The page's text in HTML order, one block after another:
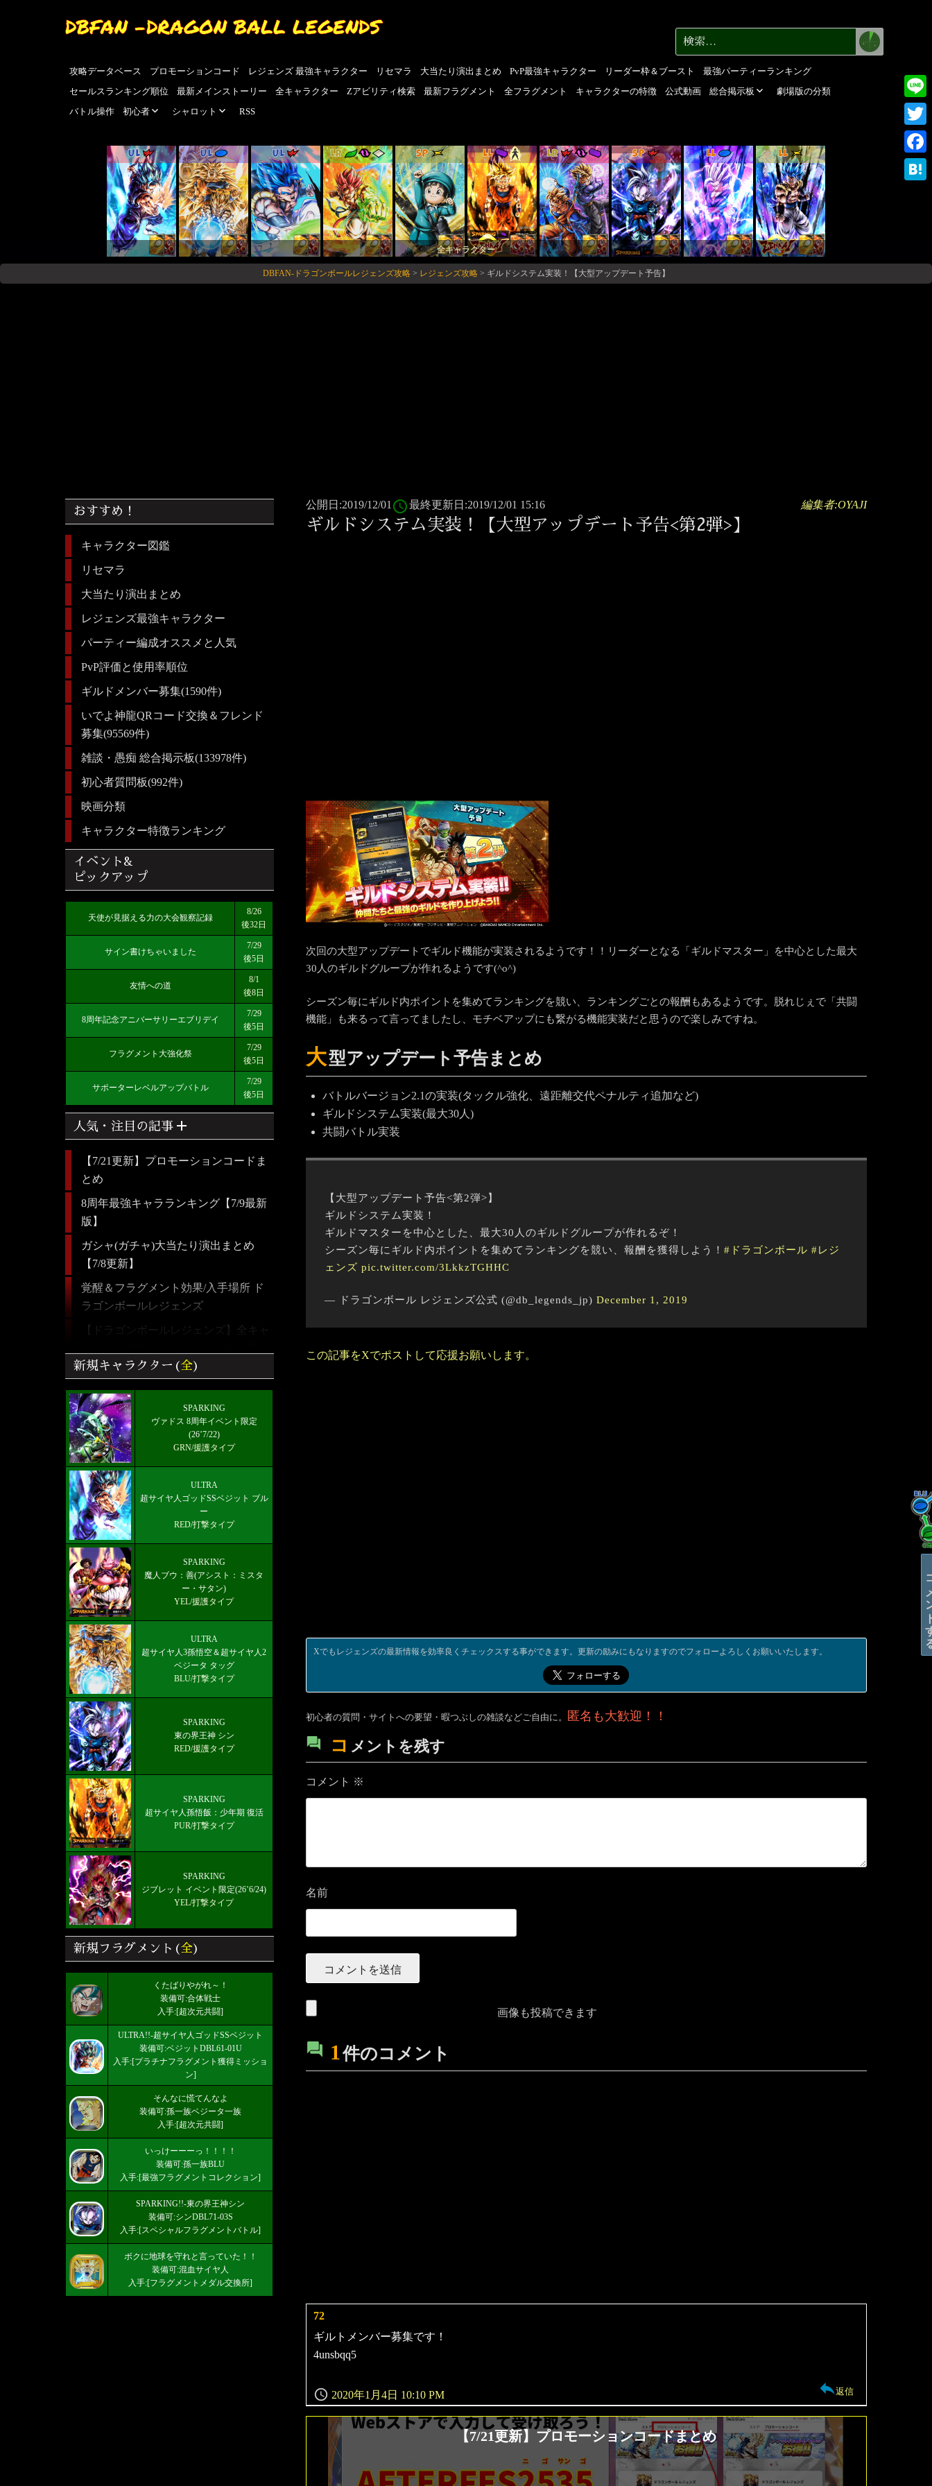
DBFAN -DRAGON BALL LEGENDS
攻略データベース プロモーションコード レジェンズ 最強キャラクター リセマラ 大当たり演出まとめ PvP最強キャラクター リーダー枠＆ブースト
最強パーティーランキング
セールスランキング順位
最新メインストーリー 全キャラクター Zアビリティ検索 最新フラグメント 全フラグメント キャラクターの特徴 公式動画 総合掲示板
劇場版の分類
バトル操作
初心者 シャロット RSS
UL UL UL LR SP LL LR SP LL LL
全キャラクター
DBFAN-ドラゴンボールレジェンズ攻略> レジェンズ攻略> ギルドシステム実装！【大型アップデート予告】
公開日:2019/12/01 access_time 最終更新日:2019/12/01 15:16
ギルドシステム実装！【大型アップデート予告<第2弾>】
編集者:OYAJI
次回の大型アップデートでギルド機能が実装されるようです！！リーダーとなる「ギルドマスター」を中心とした最大
30人のギルドグループが作れるようです(^o^)
シーズン毎にギルド内ポイントを集めてランキングを競い、ランキングごとの報酬もあるようです。脱れじぇで「共闘
機能」も来るって言ってましたし、モチベアップにも繋がる機能実装だと思うので楽しみですね。
大型アップデート予告まとめ
バトルバージョン2.1の実装(タックル強化、遠距離交代ペナルティ追加など)
ギルドシステム実装(最大30人)
共闘バトル実装
【大型アップデート予告<第2弾>】
ギルドシステム実装！
ギルドマスターを中心とした、最大30人のギルドグループが作れるぞ！
シーズン毎にギルド内ポイントを集めてランキングを競い、報酬を獲得しよう！ #ドラゴンボール #レジ
ェンズ pic.twitter.com/3LkkzTGHHC
— ドラゴンボール レジェンズ公式 (@db_legends_jp) December 1, 2019
この記事をXでポストして応援お願いします。
Xでもレジェンズの最新情報を効率良くチェックスする事ができます。更新の励みにもなりますのでフォローよろしくお願いいたします。
初心者の質問・サイトへの要望・暇つぶしの雑談などご自由に。 匿名も大歓迎！！
コ メントを残す
コメント ※
名前
画像も投稿できます
1件のコメント
72
よ
り:
2020年1月4日 10:10 PM
ギルトメンバー募集です！
4unsbqq5
返信
【7/21更新】プロモーションコードまとめ
おすすめ！
キャラクター図鑑
リセマラ
大当たり演出まとめ
レジェンズ最強キャラクター
パーティー編成オススメと人気
PvP評価と使用率順位
ギルドメンバー募集(1590件)
いでよ神龍QRコード交換＆フレンド
募集(95569件)
雑談・愚痴 総合掲示板(133978件)
初心者質問板(992件)
映画分類
キャラクター特徴ランキング
イベント&
ピックアップ
天使が見据える力の大会観察記録
8/26
後32日
サイン書けちゃいました
7/29
後5日
友情への道
8/1
後8日
8周年記念アニバーサリーエブリデイ
7/29
後5日
フラグメント大強化祭
7/29
後5日
サポーターレベルアップバトル
7/29
後5日
人気・注目の記事 add
【7/21更新】プロモーションコードま
とめ
8周年最強キャラランキング【7/9最新
版】
ガシャ(ガチャ)大当たり演出まとめ
【7/8更新】
覚醒＆フラグメント効果/入手場所 ド
ラゴンボールレジェンズ
【ドラゴンボールレジェンズ】全キャ
最強パーティーとランキング！【5/24
更新】
好きなキャラから選ぶチーム編成【パ
ーティー】
ULTRA 超サイヤ人ゴッドSSベジット
RED赤属性 レベル5000フルブースト
限界突破★7+
最新メインストーリー「第19部3章
(6/10)」配信【更新履歴】
8周年フェスドラゴンボール探索QRコ
ード交換(いでよ神龍)掲示板＆フレン
ド募集
新規キャラクター(全)
SPARKING
ヴァドス 8周年イベント限定
(26’7/22)
GRN/援護タイプ
ULTRA
超サイヤ人ゴッドSSベジット ブル
ー
RED/打撃タイプ
SPARKING
魔人ブウ：善(アシスト：ミスタ
ー・サタン)
YEL/援護タイプ
ULTRA
超サイヤ人3孫悟空＆超サイヤ人2
ベジータ タッグ
BLU/打撃タイプ
SPARKING
東の界王神 シン
RED/援護タイプ
SPARKING
超サイヤ人孫悟飯：少年期 復活
PUR/打撃タイプ
SPARKING
ジブレット イベント限定(26’6/24)
YEL/打撃タイプ
新規フラグメント(全)
くたばりやがれ～！
装備可:合体戦士
入手:[超次元共闘]
ULTRA!!-超サイヤ人ゴッドSSベジット
装備可:ベジットDBL61-01U
入手:[プラチナフラグメント獲得ミッショ
ン]
そんなに慌てんなよ
装備可:孫一族ベジータ一族
入手:[超次元共闘]
いっけーーーっ！！！！
装備可:孫一族BLU
入手:[最強フラグメントコレクション]
SPARKING!!-東の界王神シン
装備可:シンDBL71-03S
入手:[スペシャルフラグメントバトル]
ボクに地球を守れと言っていた！！
装備可:混血サイヤ人
入手:[フラグメントメダル交換所]
Line
検
索:
検
索
コ